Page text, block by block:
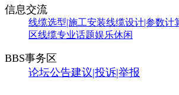
信息交流
线缆选型|施工安装线缆设计|参数计
区线缆专业话题娱乐休闲
BBS事务区
论坛公告建议|投诉|举报